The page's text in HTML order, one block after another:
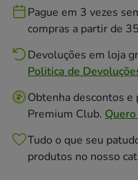
Pague em 3 vezes
compras a partir de
Devoluções em loja
Politica de
Obtenha descontos e
Premium Club.
Tudo o que seu
produtos no nosso